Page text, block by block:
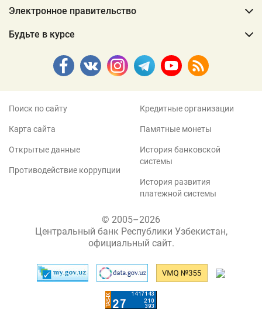
Электронное правительство
Будьте в курсе
Поиск по сайту
Карта сайта
Открытые данные
Противодействие коррупции
Кредитные организации
Памятные монеты
История банковской
системы
История развития
платежной системы
© 2005–2026
Центральный банк Республики Узбекистан,
официальный сайт.